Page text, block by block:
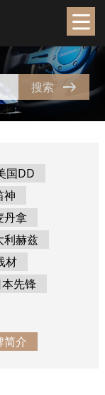
搜索
国DD
神
丹拿
利赫兹
材
本先锋
简介